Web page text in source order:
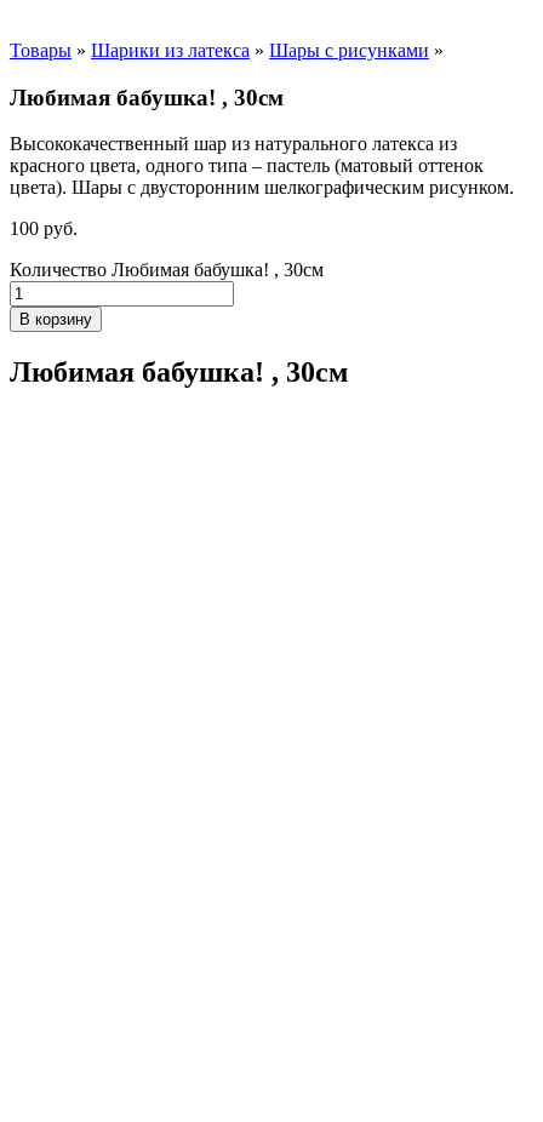
Товары » Шарики из латекса » Шары с рисунками »
Любимая бабушка! , 30см
Высококачественный шар из натурального латекса из
красного цвета, одного типа – пастель (матовый оттенок
цвета). Шары с двусторонним шелкографическим рисунком.
100 руб.
Количество Любимая бабушка! , 30см
В корзину
Любимая бабушка! , 30см